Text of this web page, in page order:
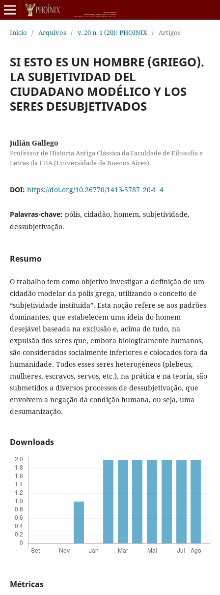
Início / Arquivos / v. 20 n. 1 (20): PHOINIX / Artigos
SI ESTO ES UN HOMBRE (GRIEGO).
LA SUBJETIVIDAD DEL
CIUDADANO MODÉLICO Y LOS
SERES DESUBJETIVADOS
Julián Gallego
Professor de História Antiga Clássica da Faculdade de Filosofia e
Letras da UBA (Universidade de Buenos Aires).
DOI: https://doi.org/10.26770/1413-5787_20-1_4
Palavras-chave: pólis, cidadão, homem, subjetividade,
dessubjetivação.
Resumo
O trabalho tem como objetivo investigar a definição de um
cidadão modelar da pólis grega, utilizando o conceito de
“subjetividade instituída”. Esta noção refere-se aos padrões
dominantes, que estabelecem uma ideia do homem
desejável baseada na exclusão e, acima de tudo, na
expulsão dos seres que, embora biologicamente humanos,
são considerados socialmente inferiores e colocados fora da
humanidade. Todos esses seres heterogêneos (plebeus,
mulheres, escravos, servos, etc.), na prática e na teoria, são
submetidos a diversos processos de dessubjetivação, que
envolvem a negação da condição humana, ou seja, uma
desumanização.
Downloads
Métricas